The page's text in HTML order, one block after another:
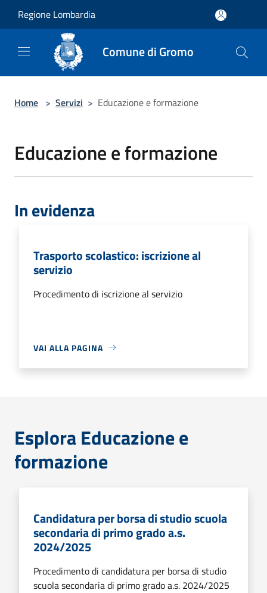
Regione Lombardia
Comune di Gromo
Home > Servizi > Educazione e formazione
Educazione e formazione
In evidenza
Trasporto scolastico: iscrizione al
servizio
Procedimento di iscrizione al servizio
VAI ALLA PAGINA
Esplora Educazione e
formazione
Candidatura per borsa di studio scuola
secondaria di primo grado a.s.
2024/2025
Procedimento di candidatura per borsa di studio
scuola secondaria di primo grado a.s. 2024/2025